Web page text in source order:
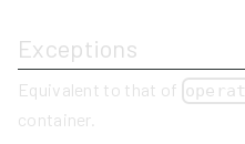
Exceptions
Equivalent to that of
container.